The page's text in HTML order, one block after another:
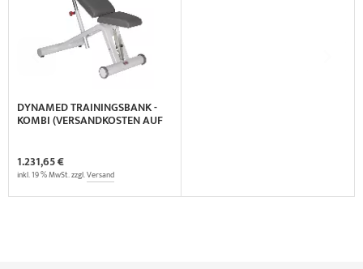
DYNAMED TRAININGSBANK -
KOMBI (VERSANDKOSTEN AUF
1.231,65 €
inkl. 19 % MwSt. zzgl.Versand